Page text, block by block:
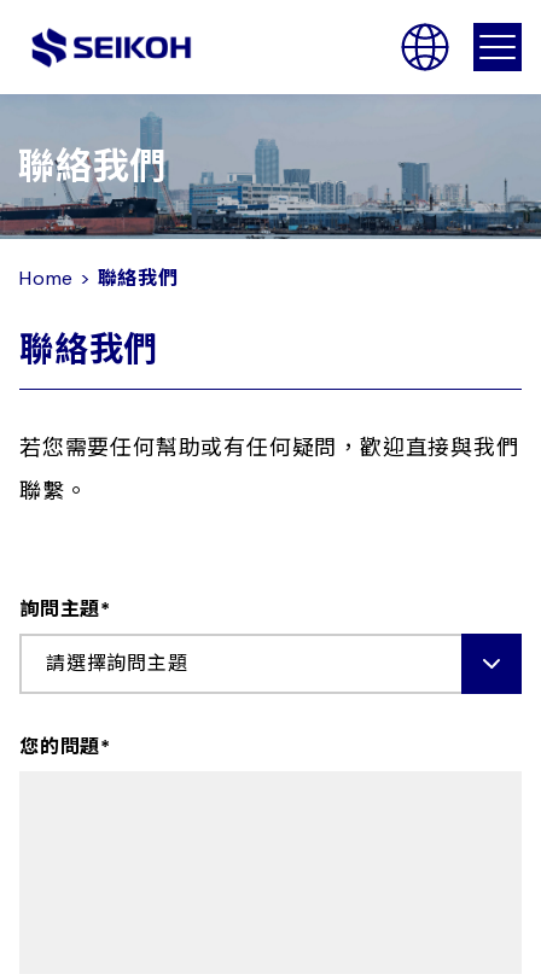
聯絡我們
Home > 聯絡我們
聯絡我們
若您需要任何幫助或有任何疑問，歡迎直接與我們
聯繫。
詢問主題*
請選擇詢問主題
您的問題*